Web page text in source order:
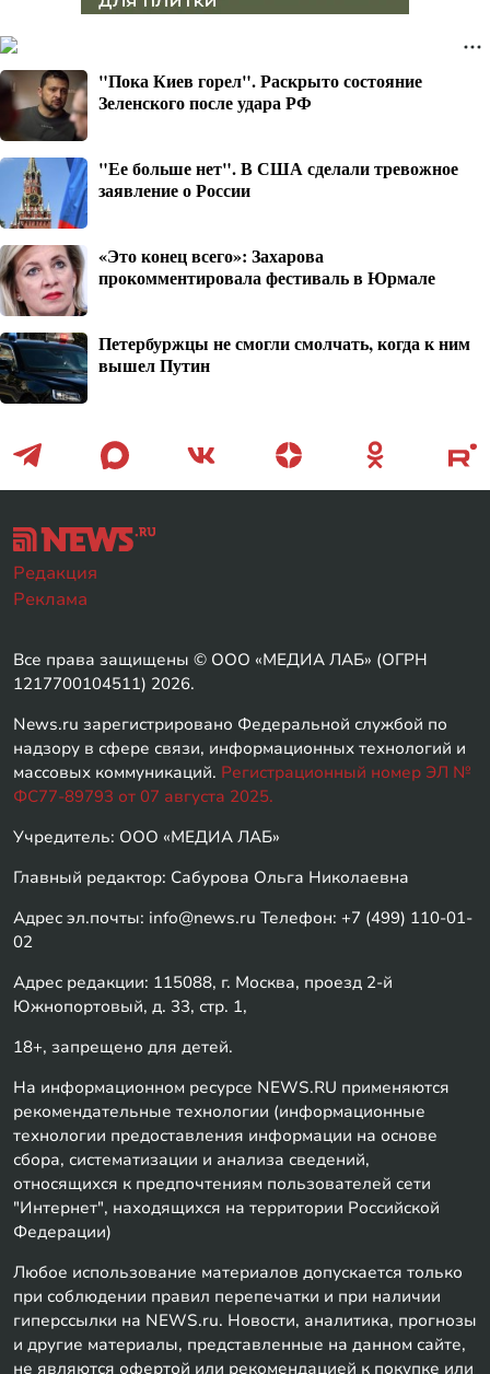
"Пока Киев горел". Раскрыто состояние
Зеленского после удара РФ
"Ее больше нет". В США сделали тревожное
заявление о России
«Это конец всего»: Захарова
прокомментировала фестиваль в Юрмале
Петербуржцы не смогли смолчать, когда к ним
вышел Путин
Редакция
Реклама
Все права защищены © ООО «МЕДИА ЛАБ» (ОГРН
1217700104511) 2026.
News.ru зарегистрировано Федеральной службой по
надзору в сфере связи, информационных технологий и
массовых коммуникаций. Регистрационный номер ЭЛ №
ФС77-89793 от 07 августа 2025.
Учредитель: ООО «МЕДИА ЛАБ»
Главный редактор: Сабурова Ольга Николаевна
Адрес эл.почты: info@news.ru Телефон: +7 (499) 110-01-
02
Адрес редакции: 115088, г. Москва, проезд 2-й
Южнопортовый, д. 33, стр. 1,
18+, запрещено для детей.
На информационном ресурсе NEWS.RU применяются
рекомендательные технологии (информационные
технологии предоставления информации на основе
сбора, систематизации и анализа сведений,
относящихся к предпочтениям пользователей сети
"Интернет", находящихся на территории Российской
Федерации)
Любое использование материалов допускается только
при соблюдении правил перепечатки и при наличии
гиперссылки на NEWS.ru. Новости, аналитика, прогнозы
и другие материалы, представленные на данном сайте,
не являются офертой или рекомендацией к покупке или